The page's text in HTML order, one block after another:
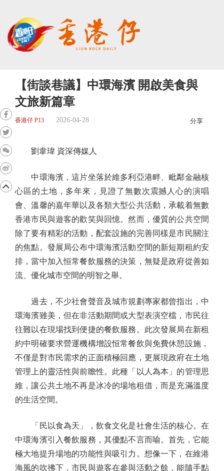
【街談巷議】中環海濱 開啟美食與
文旅新篇章
香港仔 P13 2026-04-28 分享
劉韋瑋 資深傳媒人
中環海濱，這片坐落於維多利亞港畔、毗鄰金融核
心區的土地，多年來，見證了無數次震撼人心的演唱
會、溫馨的嘉年華以及各類大型公共活動，承載着無數
香港市民與遊客的歡笑與回憶。然而，優質的公共空間
除了要有精彩的活動，配套設施的完善同樣是市民關注
的焦點。發展局公布中環海濱活動空間的新短期租約安
排，當中加入恒常餐飲服務的決策，無疑是政府從善如
流、優化城市空間的明智之舉。
過去，不少社會聲音及城市規劃專家都曾指出，中
環海濱雖美，但在非活動期間或大型表演空檔，市民往
往難以在現場找到便捷的餐飲服務。此次發展局在新租
約中明確要求營運機構增設恒常餐飲與免費休憩設施，
不僅是對市民需求的正面積極回應，更展現政府在土地
管理上的靈活性與前瞻性。此種「以人為本」的管理思
維，讓公共土地不再是冰冷的場地租借，而是充滿溫度
的生活空間。
「民以食為天」，飲食文化是社會生活的核心。在
中環海濱引入餐飲服務，其優點不言而喻。首先，它能
極大地提升場地的功能性與吸引力。想像一下，在維港
海風的吹拂下，市民與遊客在參與活動之餘，能隨手點